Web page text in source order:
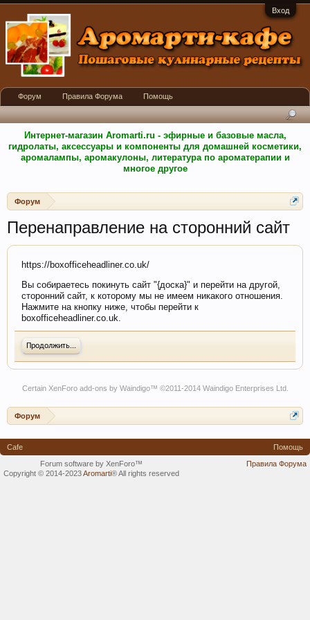
Вход
Интернет-магазин Aromarti.ru - эфирные и базовые масла,
гидролаты, аксессуары и компоненты для домашней косметики,
аромалампы, аромакулоны, литература по ароматерапии и
многое другое
Форум
Перенаправление на сторонний сайт
https://boxofficeheadliner.co.uk/
Вы собираетесь покинуть сайт "{доска}" и перейти на другой,
сторонний сайт, к которому мы не имеем никакого отношения.
Нажмите на кнопку ниже, чтобы перейти к
boxofficeheadliner.co.uk.
Продолжить...
Certain XenForo add-ons by Waindigo™ ©2011-2014 Waindigo Enterprises Ltd.
Форум
Форум Правила Форума Помощь
Cafe
Помощь
Правила Форума
Forum software by XenForo™
Copyright © 2014-2023Aromarti®All rights reserved